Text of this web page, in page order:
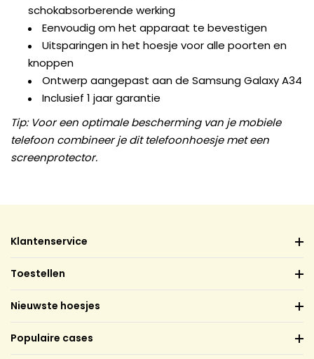
schokabsorberende werking
Eenvoudig om het apparaat te bevestigen
Uitsparingen in het hoesje voor alle poorten en
knoppen
Ontwerp aangepast aan de Samsung Galaxy A34
Inclusief 1 jaar garantie
Tip: Voor een optimale bescherming van je mobiele
telefoon combineer je dit telefoonhoesje met een
screenprotector.
Klantenservice
Toestellen
Nieuwste hoesjes
Populaire cases